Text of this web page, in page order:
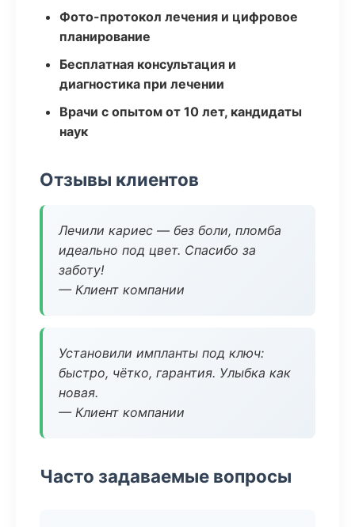
Фото-протокол лечения и цифровое
планирование
Бесплатная консультация и
диагностика при лечении
Врачи с опытом от 10 лет, кандидаты
наук
Отзывы клиентов
Лечили кариес — без боли, пломба
идеально под цвет. Спасибо за
заботу!
— Клиент компании
Установили импланты под ключ:
быстро, чётко, гарантия. Улыбка как
новая.
— Клиент компании
Часто задаваемые вопросы